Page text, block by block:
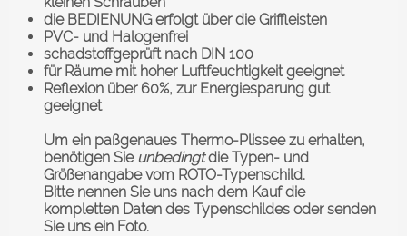
die BEDIENUNG erfolgt über die Griffleisten
PVC- und Halogenfrei
schadstoffgeprüft nach DIN 100
für Räume mit hoher Luftfeuchtigkeit geeignet
Reflexion über 60%, zur Energiesparung gut
geeignet
Um ein paßgenaues Thermo-Plissee zu erhalten,
benötigen Sie unbedingtdie Typen- und
Größenangabe vom ROTO-Typenschild.
Bitte nennen Sie uns nach dem Kauf die
kompletten Daten des Typenschildes oder senden
Sie uns ein Foto.